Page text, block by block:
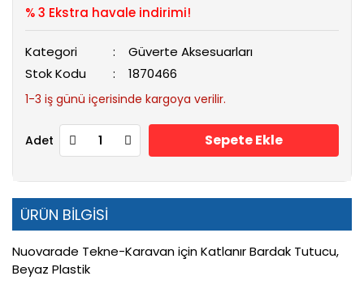
% 3 Ekstra havale indirimi!
Kategori
Güverte Aksesuarları
Stok Kodu
1870466
1-3 iş günü içerisinde kargoya verilir.
Adet Sepete Ekle
ÜRÜN BİLGİSİ
Nuovarade Tekne-Karavan için Katlanır Bardak Tutucu,
Beyaz Plastik